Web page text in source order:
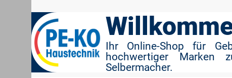
Suche springen
Ihr Online-Shop für
hochwertiger Marken
Selbermacher.